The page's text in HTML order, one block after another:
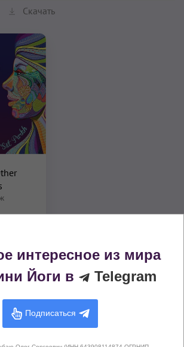
Скачать
не опубликовано еще ни
интересное из мира
Йоги в
Telegram
Подписаться